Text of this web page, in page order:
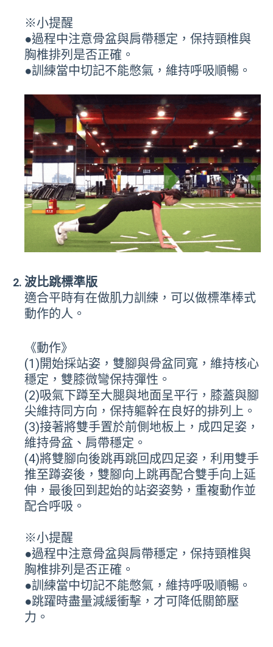
※小提醒
●過程中注意骨盆與肩帶穩定，保持頸椎與
胸椎排列是否正確。
●訓練當中切記不能憋氣，維持呼吸順暢。
波比跳標準版
適合平時有在做肌力訓練，可以做標準棒式
動作的人。
《動作》
(1)開始採站姿，雙腳與骨盆同寬，維持核心
穩定，雙膝微彎保持彈性。
(2)吸氣下蹲至大腿與地面呈平行，膝蓋與腳
尖維持同方向，保持軀幹在良好的排列上。
(3)接著將雙手置於前側地板上，成四足姿，
維持骨盆、肩帶穩定。
(4)將雙腳向後跳再跳回成四足姿，利用雙手
推至蹲姿後，雙腳向上跳再配合雙手向上延
伸，最後回到起始的站姿姿勢，重複動作並
配合呼吸。
※小提醒
●過程中注意骨盆與肩帶穩定，保持頸椎與
胸椎排列是否正確。
●訓練當中切記不能憋氣，維持呼吸順暢。
●跳躍時盡量減緩衝擊，才可降低關節壓
力。